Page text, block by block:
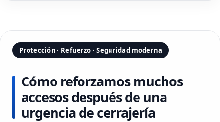
Protección · Refuerzo · Seguridad moderna
Cómo reforzamos muchos
accesos después de una
urgencia de cerrajería